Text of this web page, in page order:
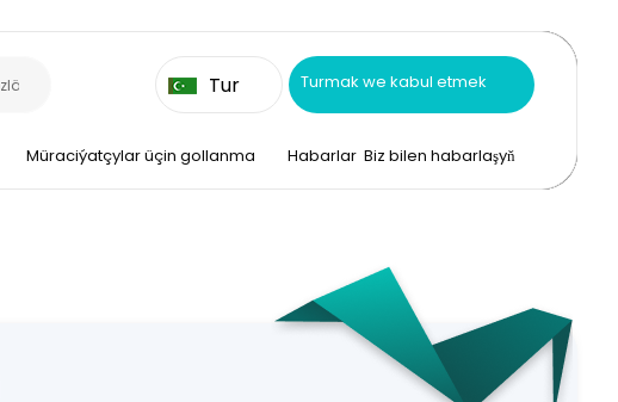
Tur Turmak we kabul etmek
Müraciýatçylar üçin gollanma Habarlar Biz bilen habarlaşyň